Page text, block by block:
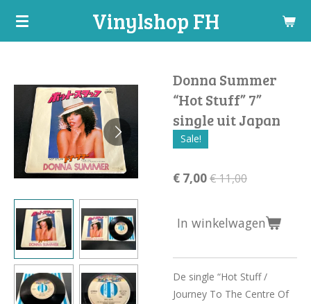
Ga
hoofdinhoud
Vinylshop FH
Donna Summer
“Hot Stuff” 7”
single uit Japan
Sale!
€ 7,00€ 11,00
In winkelwagen
De single “Hot Stuff /
Journey To The Centre Of